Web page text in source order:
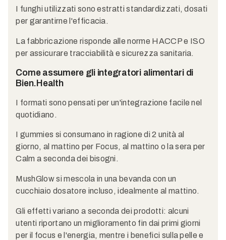
I funghi utilizzati sono estratti standardizzati, dosati
per garantirne l'efficacia.
La fabbricazione risponde alle norme HACCP e ISO
per assicurare tracciabilità e sicurezza sanitaria.
Come assumere gli integratori alimentari di
Bien.Health
I formati sono pensati per un'integrazione facile nel
quotidiano.
I gummies si consumano in ragione di 2 unità al
giorno, al mattino per Focus, al mattino o la sera per
Calm a seconda dei bisogni.
MushGlow si mescola in una bevanda con un
cucchiaio dosatore incluso, idealmente al mattino.
Gli effetti variano a seconda dei prodotti: alcuni
utenti riportano un miglioramento fin dai primi giorni
per il focus e l'energia, mentre i benefici sulla pelle e